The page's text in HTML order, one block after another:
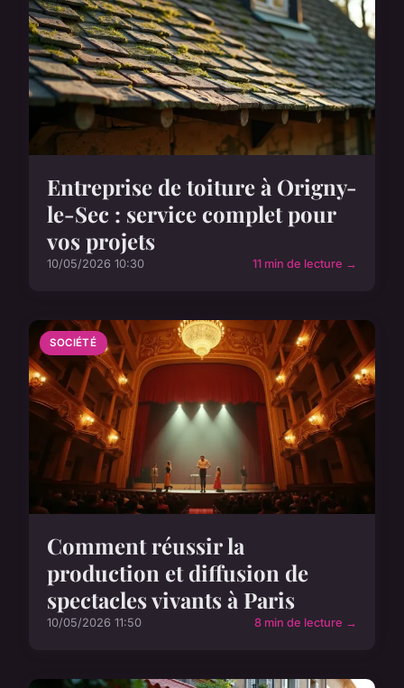
Entreprise de toiture à Origny-
le-Sec : service complet pour
vos projets
10/05/2026 10:30 11 min de lecture →
SOCIÉTÉ
Comment réussir la
production et diffusion de
spectacles vivants à Paris
10/05/2026 11:50 8 min de lecture →